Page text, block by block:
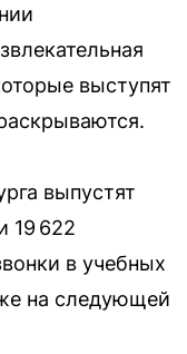
выступят
выпустят
19 622
в учебных
на следующей